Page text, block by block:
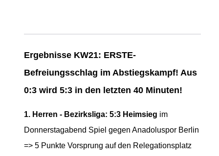
Ergebnisse KW21: ERSTE-
Befreiungsschlag im Abstiegskampf! Aus
0:3 wird 5:3 in den letzten 40 Minuten!
1. Herren - Bezirksliga: 5:3 Heimsieg im
Donnerstagabend Spiel gegen Anadoluspor Berlin
=> 5 Punkte Vorsprung auf den Relegationsplatz